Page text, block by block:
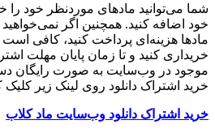
شما می‌توانید مادهای موردنظر خود
خود اضافه کنید. همچنین اگر
مادها هزینه‌ای پرداخت کنید، کافی است
خریداری کنید و تا زمان پایان مهلت
موجود در وب‌سایت به صورت رایگان
خرید اشتراک دانلود روی لینک زیر کلیک
خرید اشتراک دانلود وب‌سایت ماد کلاب